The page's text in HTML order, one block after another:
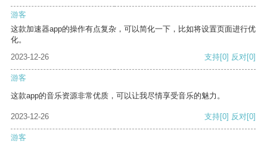
游客
这款加速器app的操作有点复杂，可以简化一下，比如将设置页面进行优
化。
2023-12-26
支持[0] 反对[0]
游客
这款app的音乐资源非常优质，可以让我尽情享受音乐的魅力。
2023-12-26 支持[0] 反对[0]
游客